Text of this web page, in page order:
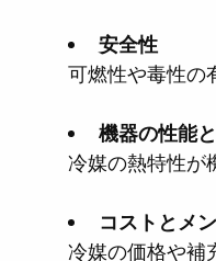
安全性
可燃性や毒性
機器の性能
冷媒の熱特性
コストとメ
冷媒の価格や